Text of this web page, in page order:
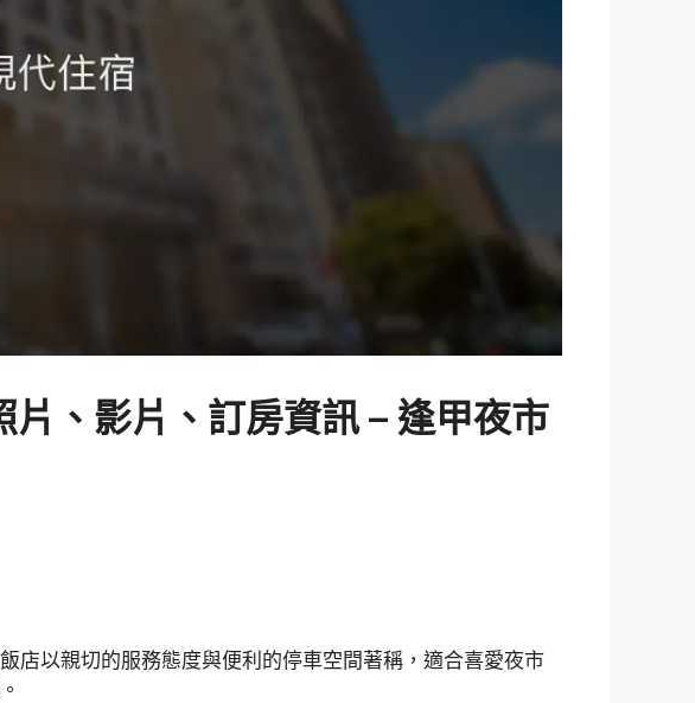
、影片、訂房資訊 – 逢甲夜市
店以親切的服務態度與便利的停車空間著稱，適合喜愛夜市